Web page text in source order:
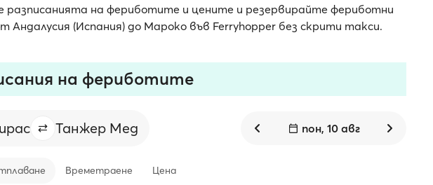
разписанията на фериботите и цените и резервирайте фериботни
Андалусия (Испания) до Мароко във Ferryhopper без скрити такси.
на фериботите
Танжер Мед пон, 10 авг
Времетраене Цена